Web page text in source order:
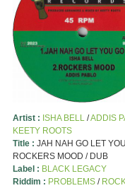
Artist : ISHA BELL/ADDIS
KEETY ROOTS
Title : JAH NAH GO LET
ROCKERS MOOD / DUB
Label : BLACK LEGACY
Riddim : PROBLEMS/